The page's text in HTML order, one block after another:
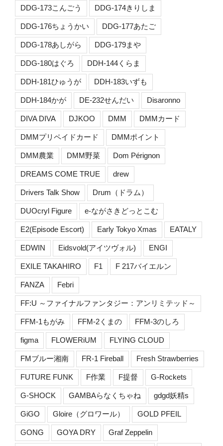
DDG-173こんごう DDG-174きりしま
DDG-176ちょうかい DDG-177あたご
DDG-178あしがら DDG-179まや
DDG-180はぐろ DDH-144くらま
DDH-181ひゅうが DDH-183いずも
DDH-184かが DE-232せんだい Disaronno
DIVA DIVA DJKOO DMM DMMカード
DMMプリペイドカード DMMポイント
DMM農業 DMM野菜 Dom Pérignon
DREAMS COME TRUE drew
Drivers Talk Show Drum（ドラム）
DUOcryl Figure e-ながさきどっとこむ
E2(Episode Escort) Early Tokyo Xmas EATALY
EDWIN Eidsvold(アイツヴォル) ENGI
EXILE TAKAHIRO F1 F 217バイエルン
FANZA Febri
FF:U ～ファイナルファンタジー：アンリミテッド～
FFM-1もがみ FFM-2くまの FFM-3のしろ
figma FLOWERiUM FLYING CLOUD
FMブルー湘南 FR-1 Fireball Fresh Strawberries
FUTURE FUNK F作業 F提督 G-Rockets
G-SHOCK GAMBAらなくちゃね gdgd妖精s
GiGO Gloire（グロワール） GOLD PFEIL
GONG GOYA DRY Graf Zeppelin